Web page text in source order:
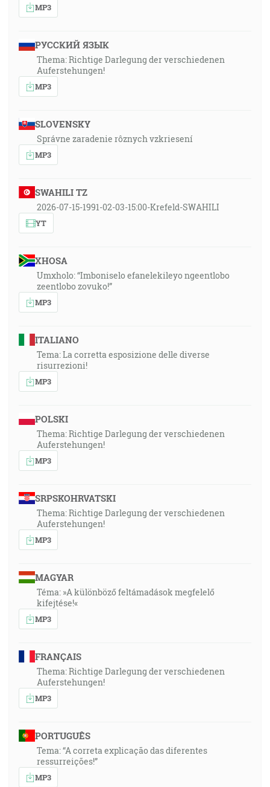
MP3
РУССКИЙ ЯЗЫК
Thema: Richtige Darlegung der verschiedenen
Auferstehungen!
MP3
SLOVENSKY
Správne zaradenie rôznych vzkriesení
MP3
SWAHILI TZ
2026-07-15-1991-02-03-15:00-Krefeld-SWAHILI
YT
XHOSA
Umxholo: “Imboniselo efanelekileyo ngeentlobo
zeentlobo zovuko!”
MP3
ITALIANO
Tema: La corretta esposizione delle diverse
risurrezioni!
MP3
POLSKI
Thema: Richtige Darlegung der verschiedenen
Auferstehungen!
MP3
SRPSKOHRVATSKI
Thema: Richtige Darlegung der verschiedenen
Auferstehungen!
MP3
MAGYAR
Téma: »A különböző feltámadások megfelelő
kifejtése!«
MP3
FRANÇAIS
Thema: Richtige Darlegung der verschiedenen
Auferstehungen!
MP3
PORTUGUÊS
Tema: “A correta explicação das diferentes
ressurreições!”
MP3